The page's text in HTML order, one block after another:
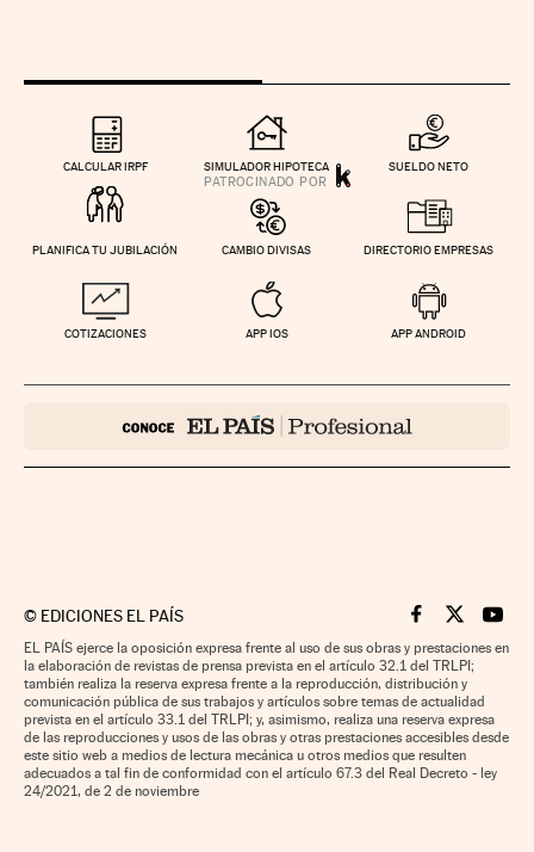
CALCULAR IRPF SIMULADOR HIPOTECA SUELDO NETO
PLANIFICA TU JUBILACIÓN CAMBIO DIVISAS DIRECTORIO EMPRESAS
COTIZACIONES APP IOS APP ANDROID
© EDICIONES EL PAÍS Cinco Días en
Cinco Días
Cinco
EL PAÍS ejerce la oposición expresa frente al uso de sus obras y prestaciones en
la elaboración de revistas de prensa prevista en el artículo 32.1 del TRLPI;
también realiza la reserva expresa frente a la reproducción, distribución y
comunicación pública de sus trabajos y artículos sobre temas de actualidad
prevista en el artículo 33.1 del TRLPI; y, asimismo, realiza una reserva expresa
de las reproducciones y usos de las obras y otras prestaciones accesibles desde
este sitio web a medios de lectura mecánica u otros medios que resulten
adecuados a tal fin de conformidad con el artículo 67.3 del Real Decreto - ley
24/2021, de 2 de noviembre